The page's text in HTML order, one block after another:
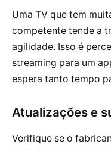
Uma TV que tem
competente tende a
agilidade. Isso é
streaming para um
espera tanto tempo
Atualizações e
Verifique se o